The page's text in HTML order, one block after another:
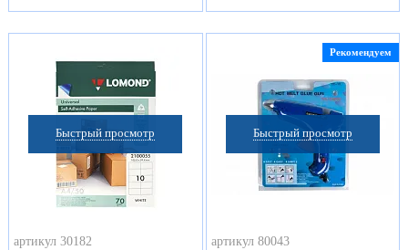
Быстрый просмотр
артикул 30182
Быстрый просмотр
Рекомендуем
артикул 80043